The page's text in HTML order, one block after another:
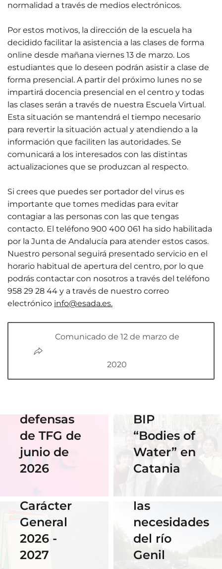
normalidad a través de medios electrónicos.
Por estos motivos, la dirección de la escuela ha
decidido facilitar la asistencia a las clases de forma
online desde mañana viernes 13 de marzo. Los
estudiantes que lo deseen podrán asistir a clase de
forma presencial. A partir del próximo lunes no se
impartirá docencia presencial en el centro y todas
las clases serán a través de nuestra Escuela Virtual.
Esta situación se mantendrá el tiempo necesario
para revertir la situación actual y atendiendo a la
información que faciliten las autoridades. Se
comunicará a los interesados con las distintas
actualizaciones que se produzcan al respecto.
Si crees que puedes ser portador del virus es
importante que tomes medidas para evitar
contagiar a las personas con las que tengas
contacto. El teléfono 900 400 061 ha sido habilitada
por la Junta de Andalucía para atender estos casos.
Nuestro personal seguirá presentado servicio en el
horario habitual de apertura del centro, por lo que
podrás contactar con nosotros a través del teléfono
958 29 28 44 y a través de nuestro correo
electrónico info@esada.es.
Comunicado de 12 de marzo de
2020
17 Junio 2026
Horario y
defensas
de TFG de
junio de
2026
Estudiantes
de Diseño
BIP
“Bodies of
Water” en
Catania
14 Abril 2026
Carácter
General
2026 -
2027
06 Abril 2026
Cauce: El
diseño que
las
necesidades
del río
Genil
28 Noviembre
2025
18 Noviembre
2025
Nuestra
alumna
gana el
concurso
del
Instituto
Cervantes
de Praga